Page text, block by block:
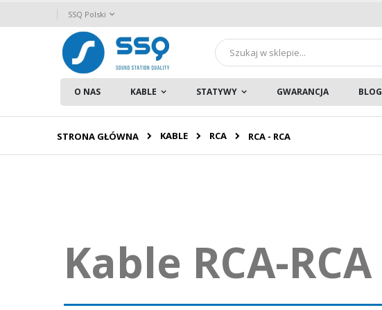
Przejdź
do
treści
Język
SSQ Polski
Szukaj
O NAS KABLE STATYWY GWARANCJA BLOG
STRONA GŁÓWNA KABLE RCA RCA - RCA
Kable RCA-RCA